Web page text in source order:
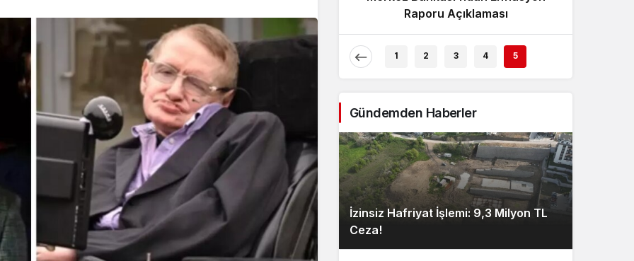
Sistem Modu
Sistem modunu seçin.
Raporu Açıklaması
1 2 3 4 5
Gündemden Haberler
İzinsiz Hafriyat İşlemi: 9,3 Milyon TL
Ceza!